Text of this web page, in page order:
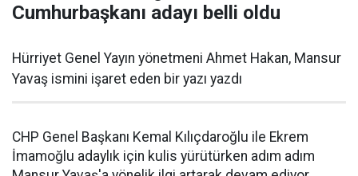
Cumhurbaşkanı adayı belli oldu
Hürriyet Genel Yayın yönetmeni Ahmet Hakan, Mansur
Yavaş ismini işaret eden bir yazı yazdı
CHP Genel Başkanı Kemal Kılıçdaroğlu ile Ekrem
İmamoğlu adaylık için kulis yürütürken adım adım